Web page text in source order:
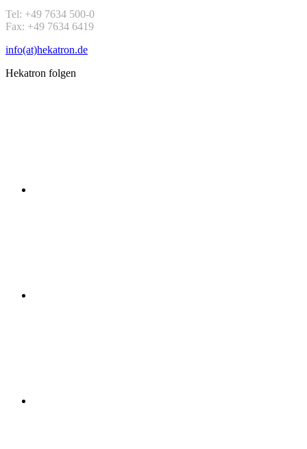
Tel: +49 7634 500-0
Fax: +49 7634 6419
info(at)hekatron.de
Hekatron folgen